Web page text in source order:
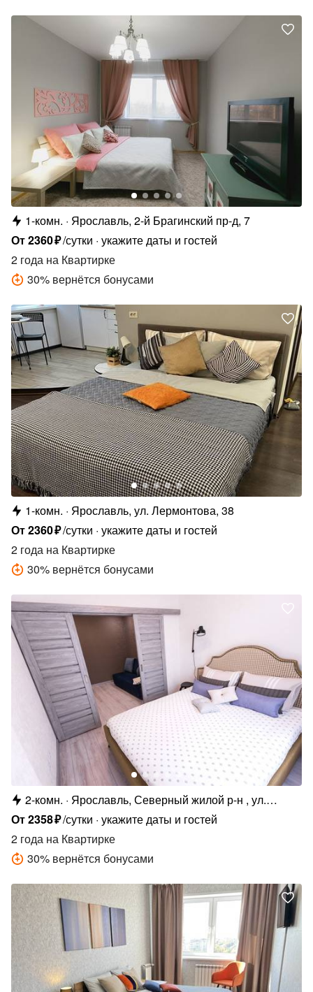
1-комн.
Ярославль, 2-й Брагинский пр-д, 7
От2360₽/сутки укажите даты и гостей
2 года на Квартирке
30% вернётся бонусами
1-комн.
Ярославль, ул. Лермонтова, 38
От2360₽/сутки укажите даты и гостей
2 года на Квартирке
30% вернётся бонусами
2-комн.
Ярославль, Северный жилой р-н , ул.
Елены Колесовой, 26Б
От2358₽/сутки укажите даты и гостей
2 года на Квартирке
30% вернётся бонусами